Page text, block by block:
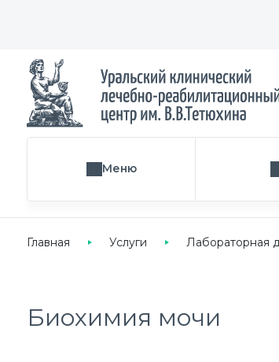
Меню
Главная Услуги Лабораторная
Биохимия мочи